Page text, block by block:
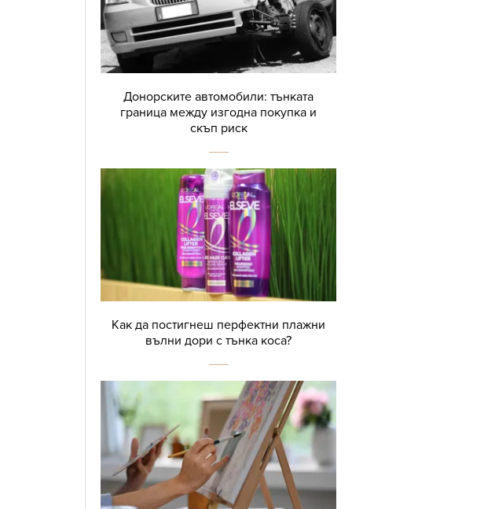
Донорските автомобили: тънката
граница между изгодна покупка и
скъп риск
Как да постигнеш перфектни плажни
вълни дори с тънка коса?